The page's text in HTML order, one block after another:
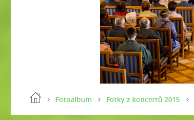
Fotoalbum Fotky z koncertů 2015